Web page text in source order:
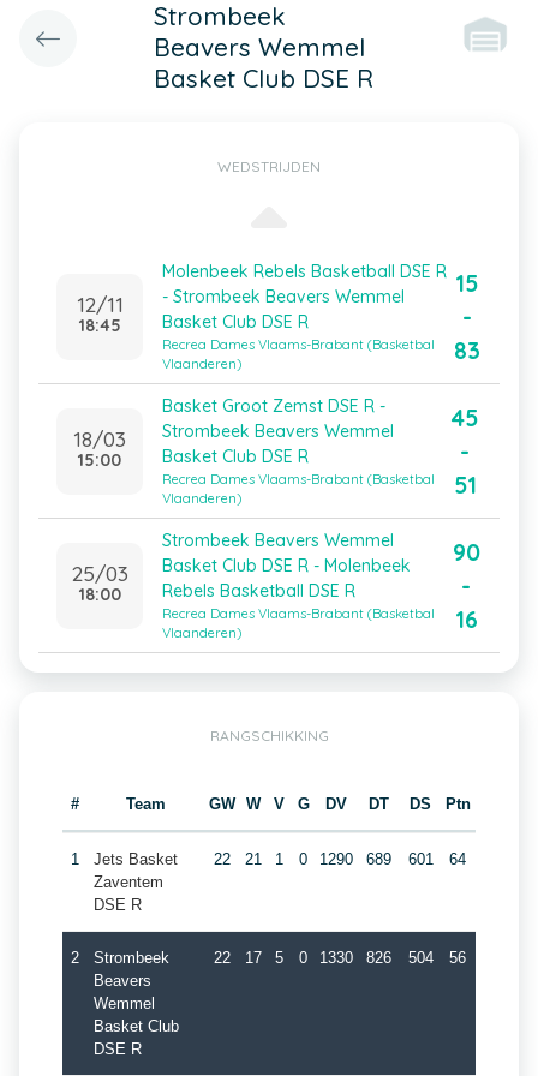
Strombeek
Beavers Wemmel
Basket Club DSE R
WEDSTRIJDEN
12/11
18:45
Molenbeek Rebels Basketball DSE R
- Strombeek Beavers Wemmel
Basket Club DSE R
Recrea Dames Vlaams-Brabant (Basketbal
Vlaanderen)
15
-
83
18/03
15:00
Basket Groot Zemst DSE R -
Strombeek Beavers Wemmel
Basket Club DSE R
Recrea Dames Vlaams-Brabant (Basketbal
Vlaanderen)
45
-
51
25/03
18:00
Strombeek Beavers Wemmel
Basket Club DSE R - Molenbeek
Rebels Basketball DSE R
Recrea Dames Vlaams-Brabant (Basketbal
Vlaanderen)
90
-
16
RANGSCHIKKING
# Team GW W V G DV DT DS Ptn
1
Jets Basket
Zaventem
DSE R
22 21 1 0 1290 689 601 64
2
Strombeek
Beavers
Wemmel
Basket Club
DSE R
22 17 5 0 1330 826 504 56